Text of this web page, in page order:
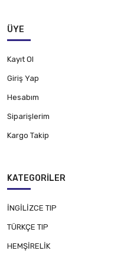
ÜYE
Kayıt Ol
Giriş Yap
Hesabım
Siparişlerim
Kargo Takip
KATEGORILER
İNGİLİZCE TIP
TÜRKÇE TIP
HEMŞİRELİK